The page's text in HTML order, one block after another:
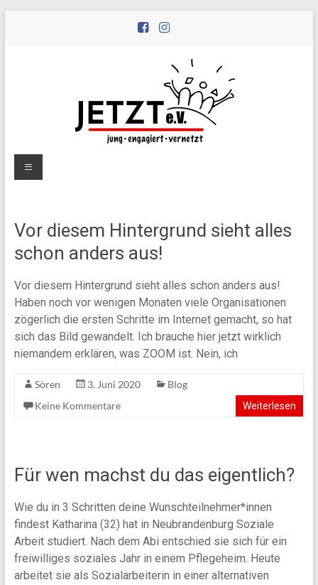
Peernetzwerk
e.V.
JETZT
vernetzt
Menü
Vor diesem Hintergrund sieht alles
schon anders aus!
Vor diesem Hintergrund sieht alles schon anders aus!
Haben noch vor wenigen Monaten viele Organisationen
zögerlich die ersten Schritte im Internet gemacht, so hat
sich das Bild gewandelt. Ich brauche hier jetzt wirklich
niemandem erklären, was ZOOM ist. Nein, ich
Sören 3. Juni 2020
Blog
Keine Kommentare
Weiterlesen
Für wen machst du das eigentlich?
Wie du in 3 Schritten deine Wunschteilnehmer*innen
findest Katharina (32) hat in Neubrandenburg Soziale
Arbeit studiert. Nach dem Abi entschied sie sich für ein
freiwilliges soziales Jahr in einem Pflegeheim. Heute
arbeitet sie als Sozialarbeiterin in einer alternativen